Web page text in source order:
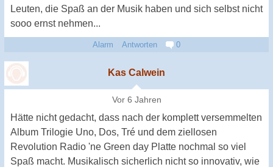
Leuten, die Spaß an der Musik haben und sich selbst nicht
sooo ernst nehmen...
Alarm Antworten 0
Kas Calwein
Vor 6 Jahren
Hätte nicht gedacht, dass nach der komplett versemmelten
Album Trilogie Uno, Dos, Tré und dem ziellosen
Revolution Radio 'ne Green day Platte nochmal so viel
Spaß macht. Musikalisch sicherlich nicht so innovativ, wie